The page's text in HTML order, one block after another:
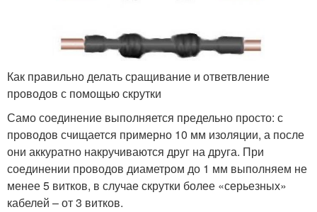
Как правильно делать сращивание и ответвление
проводов с помощью скрутки
Само соединение выполняется предельно просто: с
проводов счищается примерно 10 мм изоляции, а после
они аккуратно накручиваются друг на друга. При
соединении проводов диаметром до 1 мм выполняем не
менее 5 витков, в случае скрутки более «серьезных»
кабелей – от 3 витков.